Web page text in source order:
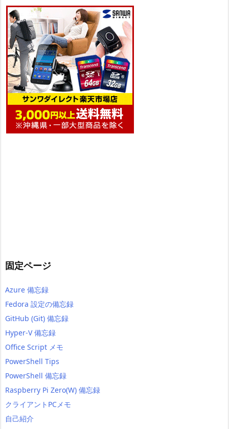
固定ページ
Azure 備忘録
Fedora 設定の備忘録
GitHub (Git) 備忘録
Hyper-V 備忘録
Office Script メモ
PowerShell Tips
PowerShell 備忘録
Raspberry Pi Zero(W) 備忘録
クライアントPCメモ
自己紹介